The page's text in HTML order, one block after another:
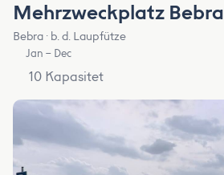
Mehrzweckplatz Bebra
Bebra · b. d. Laupfütze
Jan – Dec
10 Kapasitet